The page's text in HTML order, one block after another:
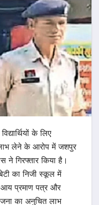
के लिए
लेने के आरोप में जशपुर
ने गिरफ्तार किया है।
का निजी स्कूल में
आय प्रमाण पत्र और
का अनुचित लाभ